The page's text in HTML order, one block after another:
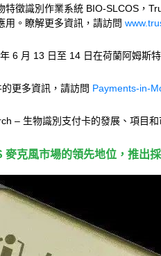
特徵識別作業系統 BIO-SLCOS，
用。瞭解更多資訊，請訪問
6 月 13 日至 14 日在荷蘭阿姆斯
更多資訊，請訪問 Payments-in-
– 生物識別支付卡的發展、項目
麥克風市場的領先地位，推出